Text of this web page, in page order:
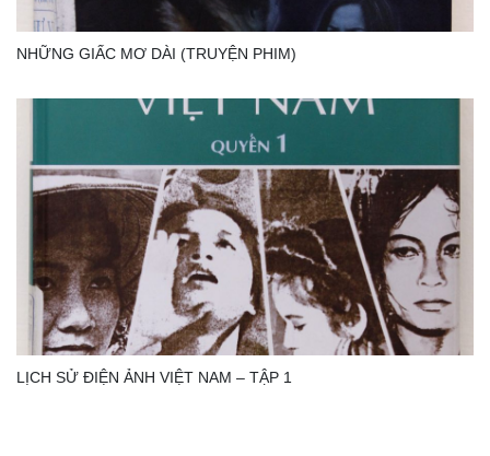
NHỮNG GIẤC MƠ DÀI (TRUYỆN PHIM)
LỊCH SỬ ĐIỆN ẢNH VIỆT NAM – TẬP 1